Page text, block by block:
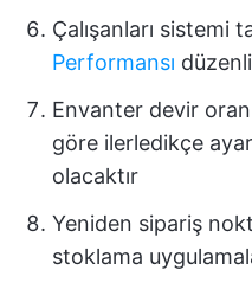
Çalışanları sistemi
Performansı
Envanter devir
göre ilerledikçe
olacaktır
Yeniden sipariş
stoklama